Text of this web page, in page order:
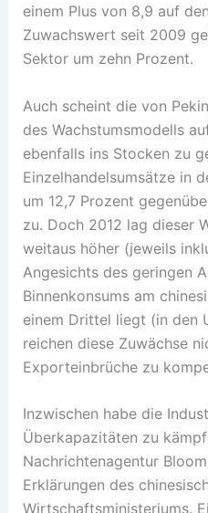
einem Plus von 8,9 auf
Zuwachswert seit 2009
Sektor um zehn Prozent.
Auch scheint die von
des Wachstumsmodells
ebenfalls ins Stocken zu
Einzelhandelsumsätze in
um 12,7 Prozent
zu. Doch 2012 lag dieser
weitaus höher (jeweils
Angesichts des geringen
Binnenkonsums am
einem Drittel liegt (in den
reichen diese Zuwächse
Exporteinbrüche zu
Inzwischen habe die
Überkapazitäten zu
Nachrichtenagentur
Erklärungen des
Wirtschaftsministeriums.